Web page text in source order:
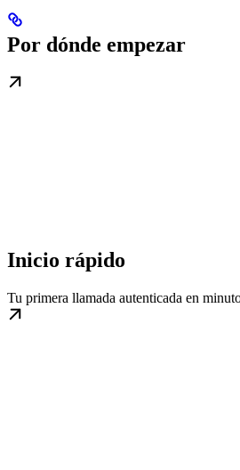
Por dónde empezar
Inicio rápido
Tu primera llamada autenticada en